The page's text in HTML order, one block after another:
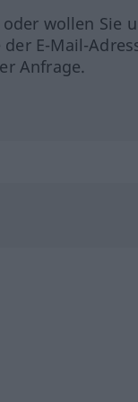
wollen Sie
der E-Mail-
Anfrage.